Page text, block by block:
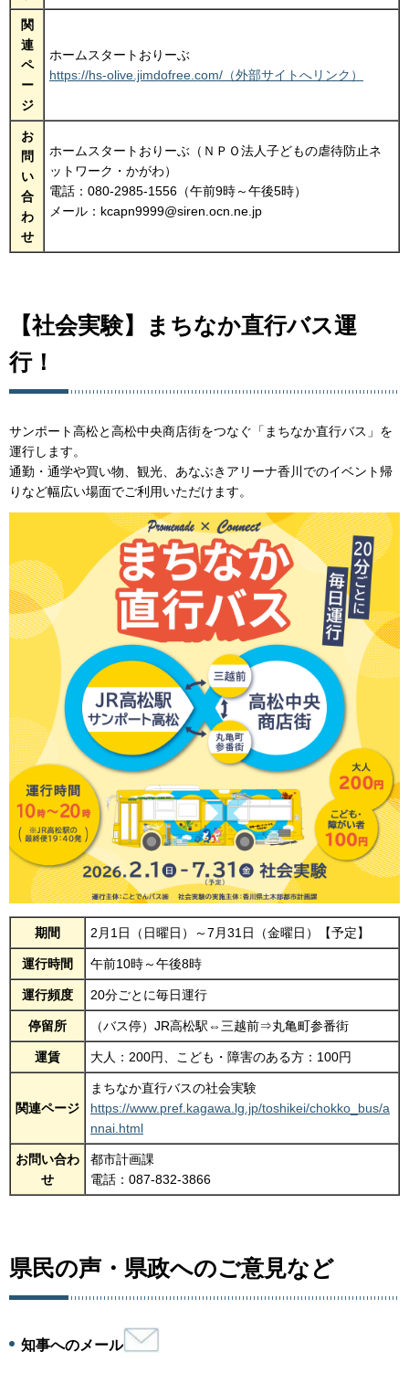
関
連
ペ
ー
ジ
ホームスタートおりーぶ
https://hs-olive.jimdofree.com/（外部サイトへリンク）
お
問
い
合
わ
せ
ホームスタートおりーぶ（ＮＰＯ法人子どもの虐待防止ネ
ットワーク・かがわ）
電話：080-2985-1556（午前9時～午後5時）
メール：kcapn9999@siren.ocn.ne.jp
【社会実験】まちなか直行バス運
行！
サンポート高松と高松中央商店街をつなぐ「まちなか直行バス」を
運行します。
通勤・通学や買い物、観光、あなぶきアリーナ香川でのイベント帰
りなど幅広い場面でご利用いただけます。
期間 2月1日（日曜日）～7月31日（金曜日）【予定】
運行時間 午前10時～午後8時
運行頻度 20分ごとに毎日運行
停留所 （バス停）JR高松駅⇔三越前⇒丸亀町参番街
運賃 大人：200円、こども・障害のある方：100円
関連ページ
まちなか直行バスの社会実験
https://www.pref.kagawa.lg.jp/toshikei/chokko_bus/a
nnai.html
お問い合わ
せ
都市計画課
電話：087-832-3866
県民の声・県政へのご意見など
知事へのメール